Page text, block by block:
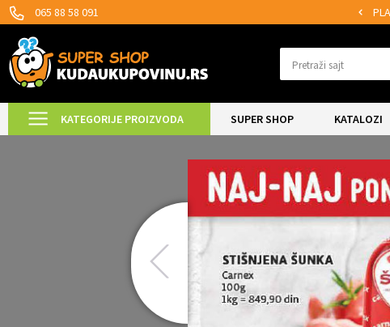
065 88 58 091
Pretraži sajt
KATEGORIJE PROIZVODA SUPER SHOP KATALOZI